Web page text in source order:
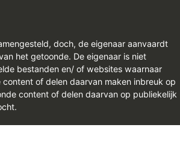
doch, de eigenaar aanvaardt
het getoonde. De eigenaar is niet
bestanden en/ of websites waarnaar
of delen daarvan maken inbreuk op
content of delen daarvan op publiekelijk